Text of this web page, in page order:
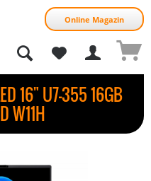
Online Magazin
16" U7-355 16GB
W11H